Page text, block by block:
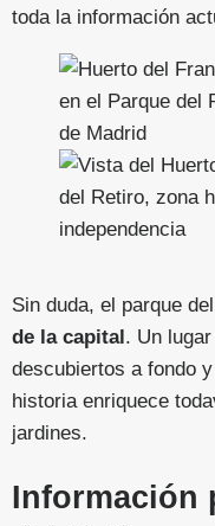
toda la información
Sin duda, el parque
de la capital . Un
descubiertos a fondo
historia enriquece
jardines.
Información